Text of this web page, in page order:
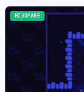
HIGOPAGE